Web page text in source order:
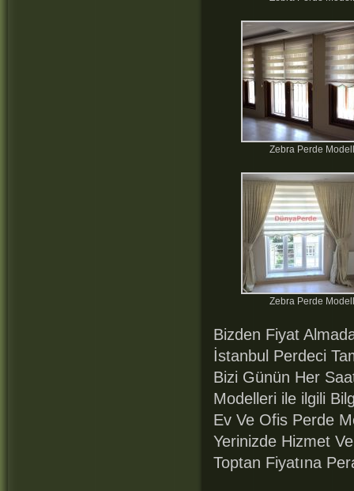
Zebra Perde
Zebra Perde
Bizden Fiyat
İstanbul Perdeci
Bizi Günün Her
Modelleri ile ilgili
Ev Ve Ofis Perde
Yerinizde Hizmet
Toptan Fiyatına